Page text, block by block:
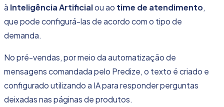
à Inteligência Artificialou ao time de atendimento,
que pode configurá-las de acordo com o tipo de
demanda.
No pré-vendas, por meio da automatização de
mensagens comandada pelo Predize, o texto é criado e
configurado utilizando a IA para responder perguntas
deixadas nas páginas de produtos.